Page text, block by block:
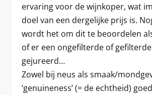
ervaring voor de wijnkoper, wat
doel van een dergelijke prijs is.
wordt het om dit te beoordelen
of er een ongefilterde of
gejureerd…
Zowel bij neus als smaak/
‘genuineness’ (= de echtheid)